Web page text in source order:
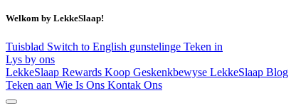
Welkom by LekkeSlaap!
Tuisblad Switch to English gunstelinge Teken in
Lys by ons
LekkeSlaap Rewards Koop Geskenkbewyse LekkeSlaap Blog
Teken aan Wie Is Ons Kontak Ons